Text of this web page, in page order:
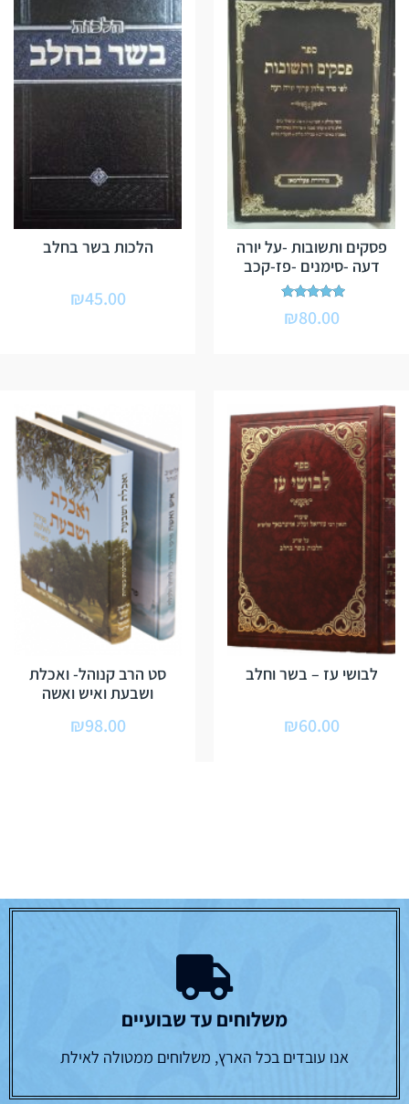
פסקים ותשובות -על יורה
דעה -סימנים -פז-קכב
דורג
5.00
₪80.00
הלכות בשר בחלב
₪45.00
לבושי עז – בשר וחלב
₪60.00
סט הרב קנוהל- ואכלת
ושבעת ואיש ואשה
₪98.00
משלוחים עד שבועיים
אנו עובדים בכל הארץ, משלוחים ממטולה לאילת